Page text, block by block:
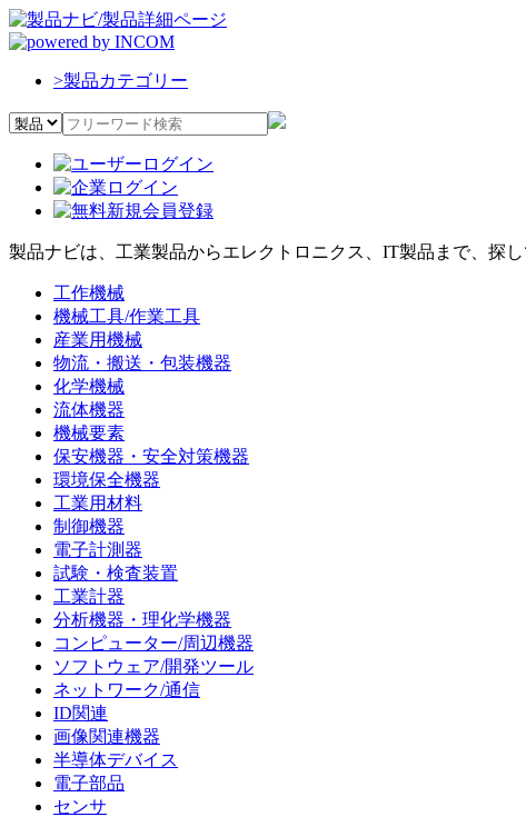
>製品カテゴリー
製品ナビは、工業製品からエレクトロニクス、IT製品まで、探
工作機械
機械工具/作業工具
産業用機械
物流・搬送・包装機器
化学機械
流体機器
機械要素
保安機器・安全対策機器
環境保全機器
工業用材料
制御機器
電子計測器
試験・検査装置
工業計器
分析機器・理化学機器
コンピューター/周辺機器
ソフトウェア/開発ツール
ネットワーク/通信
ID関連
画像関連機器
半導体デバイス
電子部品
センサ